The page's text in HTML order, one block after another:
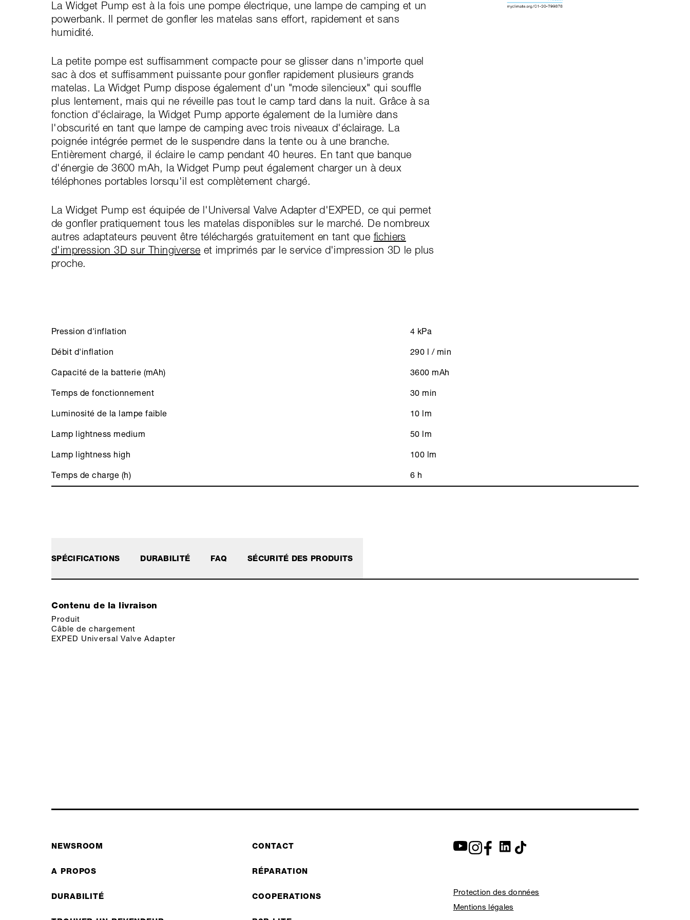
La Widget Pump est à la fois une pompe électrique, une lampe de camping et un
powerbank. Il permet de gonfler les matelas sans effort, rapidement et sans
humidité.
La petite pompe est suffisamment compacte pour se glisser dans n'importe quel
sac à dos et suffisamment puissante pour gonfler rapidement plusieurs grands
matelas. La Widget Pump dispose également d'un "mode silencieux" qui souffle
plus lentement, mais qui ne réveille pas tout le camp tard dans la nuit. Grâce à sa
fonction d'éclairage, la Widget Pump apporte également de la lumière dans
l'obscurité en tant que lampe de camping avec trois niveaux d'éclairage. La
poignée intégrée permet de le suspendre dans la tente ou à une branche.
Entièrement chargé, il éclaire le camp pendant 40 heures. En tant que banque
d'énergie de 3600 mAh, la Widget Pump peut également charger un à deux
téléphones portables lorsqu'il est complètement chargé.
La Widget Pump est équipée de l'Universal Valve Adapter d'EXPED, ce qui permet
de gonfler pratiquement tous les matelas disponibles sur le marché. De nombreux
autres adaptateurs peuvent être téléchargés gratuitement en tant que fichiers
d'impression 3D sur Thingiverse et imprimés par le service d'impression 3D le plus
proche.
Pression d'inflation 4 kPa
Débit d'inflation 290 l / min
Capacité de la batterie (mAh) 3600 mAh
Temps de fonctionnement 30 min
Luminosité de la lampe faible 10 lm
Lamp lightness medium 50 lm
Lamp lightness high 100 lm
Temps de charge (h) 6 h
SPÉCIFICATIONS
Contenu de la livraison
Produit
Câble de chargement
EXPED Universal Valve Adapter
DURABILITÉ FAQ SÉCURITÉ DES PRODUITS
NEWSROOM
A PROPOS
DURABILITÉ
CONTACT
RÉPARATION
COOPERATIONS
Protection des données
Mentions légales